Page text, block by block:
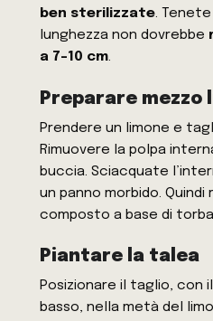
ben sterilizzate.
lunghezza non dovrebbe
a 7-10 cm.
Preparare mezzo
Prendere un limone e
Rimuovere la polpa
buccia. Sciacquate
un panno morbido.
composto a base di torba
Piantare la talea
Posizionare il taglio, con
basso, nella metà del